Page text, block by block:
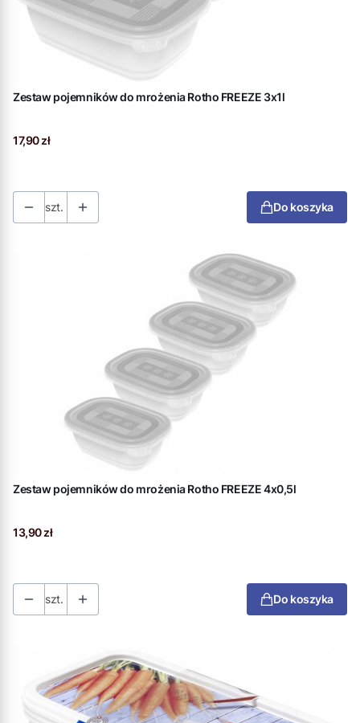
Zestaw pojemników do mrożenia Rotho FREEZE 3x1l
Cena
17,90 zł
szt. Do koszyka
Zestaw pojemników do mrożenia Rotho FREEZE 4x0,5l
Cena
13,90 zł
szt. Do koszyka